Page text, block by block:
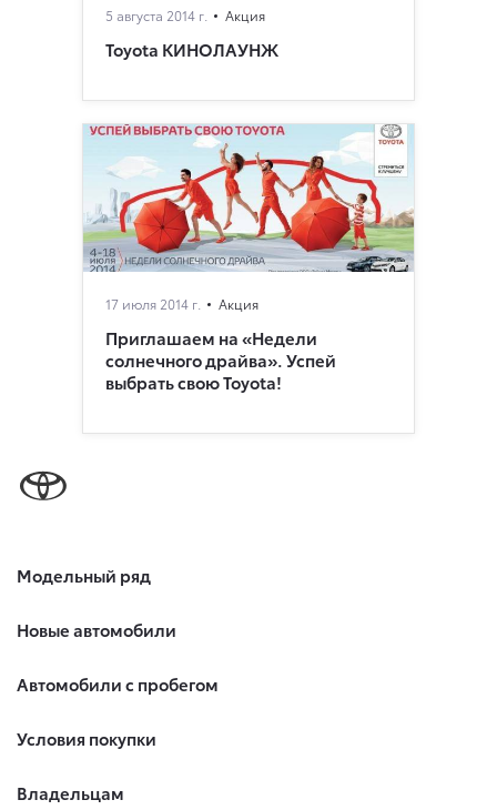
5 августа 2014 г. Акция
Toyota КИНОЛАУНЖ
17 июля 2014 г. Акция
Приглашаем на «Недели
солнечного драйва». Успей
выбрать свою Toyota!
Модельный ряд
Новые автомобили
Автомобили с пробегом
Условия покупки
Владельцам